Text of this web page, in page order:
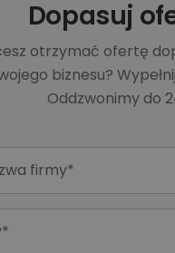
Dopasuj
otrzymać ofertę
biznesu?
Oddzwonimy do